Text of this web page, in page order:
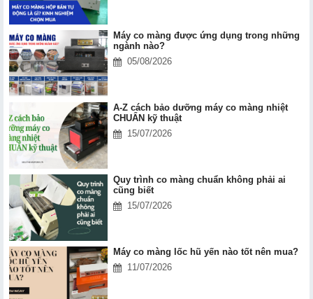
Máy co màng được ứng dụng trong những
ngành nào?
05/08/2026
A-Z cách bảo dưỡng máy co màng nhiệt
CHUẨN kỹ thuật
15/07/2026
Quy trình co màng chuẩn không phải ai
cũng biết
15/07/2026
Máy co màng lốc hũ yến nào tốt nên mua?
11/07/2026